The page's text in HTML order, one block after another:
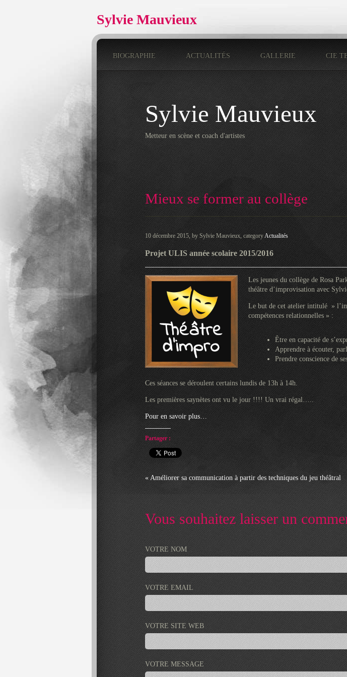
Sylvie Mauvieux
BIOGRAPHIE ACTUALITÉS GALLERIE CIE
Sylvie Mauvieux
Metteur en scène et coach d'artistes
Mieux se former au collège
10 décembre 2015, by Sylvie Mauvieux, categoryActualités
Projet ULIS année scolaire 2015/2016
Les jeunes du collège de Rosa
théâtre d’improvisation avec
Le but de cet atelier intitulé »
compétences relationnelles » :
Être en capacité de
Apprendre à écouter,
Prendre conscience de
Ces séances se déroulent certains lundis de 13h à 14h.
Les premières saynètes ont vu le jour !!!! Un vrai régal…..
Pour en savoir plus…
Partager :
« Améliorer sa communication à partir des techniques du jeu théâtral
Vous souhaitez laisser un
VOTRE NOM
VOTRE EMAIL
VOTRE SITE WEB
VOTRE MESSAGE